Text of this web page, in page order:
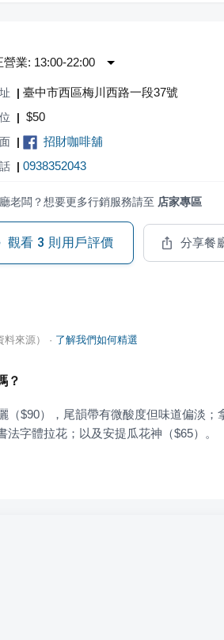
營業: 13:00-22:00
| 臺中市西區梅川西路一段37號
| $50
| 招財咖啡舖
| 0938352043
老闆？想要更多行銷服務請至 店家專區
觀看 3 則用戶評價 分享餐
來源） · 了解我們如何精選
？
（$90），尾韻帶有微酸度但味道偏淡；
字體拉花；以及安提瓜花神（$65）。